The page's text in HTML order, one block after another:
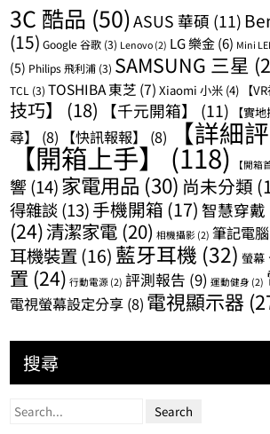
3C 酷品 (50)ASUS 華碩 (11)
(15) Google 谷歌 (3) Lenovo (2) LG 樂金(6) Mini
(5) Philips 飛利浦 (3) SAMSUNG 三星
TCL (3) TOSHIBA 東芝 (7) Xiaomi 小米 (4) 【
技巧】
(18) 【千元開箱】 (11) 【實地
尋】
(8) 【快訊報報】 (8) 【詳細
【開箱上手】(118) 【開箱
響 (14)家電用品 (30) 尚未分類
得雜談 (13)手機開箱 (17) 智慧穿戴
(24)清潔家電 (20) 相機攝影 (2) 筆記電腦
耳機裝置 (16) 藍牙耳機 (32) 螢幕
置 (24) 行動電源 (2) 評測報告 (9) 運動健身 (2)
電視螢幕設定分享 (8) 電視顯示器
搜尋